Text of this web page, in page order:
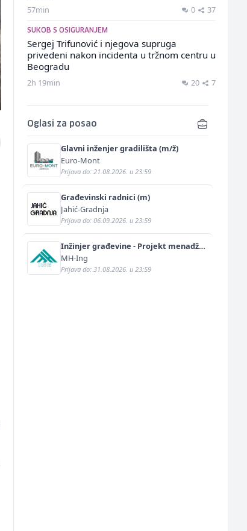
57min 0 37
SUKOB S OSIGURANJEM
Sergej Trifunović i njegova supruga
privedeni nakon incidenta u tržnom centru u
Beogradu
2h 19min 20 7
Oglasi za posao
Glavni inženjer gradilišta (m/ž)
Euro-Mont
Prijava do: 21.08.2026. u 23:59
Građevinski radnici (m)
Jahić-Gradnja
Prijava do: 06.09.2026. u 23:59
Inžinjer građevine - Projekt menadžer
(m/ž)
MH-Ing
Prijava do: 31.08.2026. u 23:59